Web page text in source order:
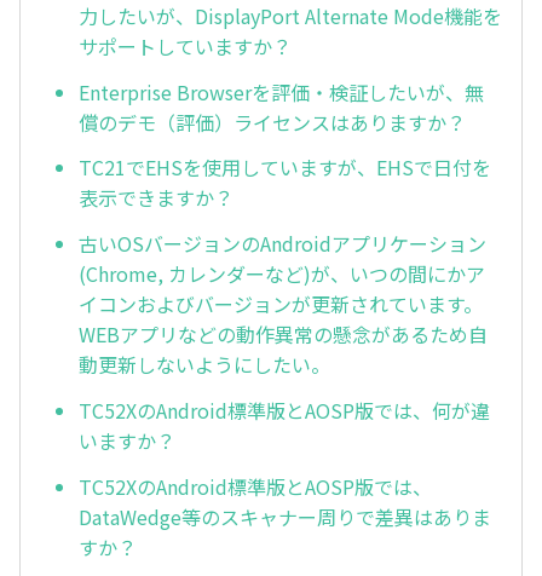
力したいが、DisplayPort Alternate Mode機能を
サポートしていますか？
Enterprise Browserを評価・検証したいが、無
償のデモ（評価）ライセンスはありますか？
TC21でEHSを使用していますが、EHSで日付を
表示できますか？
古いOSバージョンのAndroidアプリケーション
(Chrome, カレンダーなど)が、いつの間にかア
イコンおよびバージョンが更新されています。
WEBアプリなどの動作異常の懸念があるため自
動更新しないようにしたい。
TC52XのAndroid標準版とAOSP版では、何が違
いますか？
TC52XのAndroid標準版とAOSP版では、
DataWedge等のスキャナー周りで差異はありま
すか？